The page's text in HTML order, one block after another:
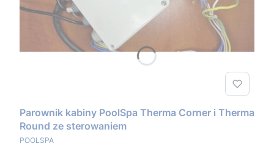
Parownik kabiny PoolSpa Therma Corner i Therma
Round ze sterowaniem
PRODUCENT
POOLSPA